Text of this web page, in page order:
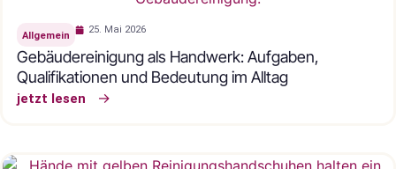
Allgemein
25. Mai 2026
Gebäudereinigung als Handwerk: Aufgaben,
Qualifikationen und Bedeutung im Alltag
jetzt lesen